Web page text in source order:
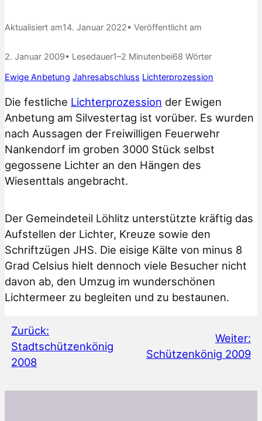
Aktualisiert am14. Januar 2022• Veröffentlicht am
2. Januar 2009• Lesedauer1–2 Minutenbei68 Wörter
Ewige Anbetung Jahresabschluss Lichterprozession
Die festliche Lichterprozession der Ewigen
Anbetung am Silvestertag ist vorüber. Es wurden
nach Aussagen der Freiwilligen Feuerwehr
Nankendorf im groben 3000 Stück selbst
gegossene Lichter an den Hängen des
Wiesenttals angebracht.
Der Gemeindeteil Löhlitz unterstützte kräftig das
Aufstellen der Lichter, Kreuze sowie den
Schriftzügen JHS. Die eisige Kälte von minus 8
Grad Celsius hielt dennoch viele Besucher nicht
davon ab, den Umzug im wunderschönen
Lichtermeer zu begleiten und zu bestaunen.
Zurück:
Stadtschützenkönig
2008
Weiter:
Schützenkönig 2009